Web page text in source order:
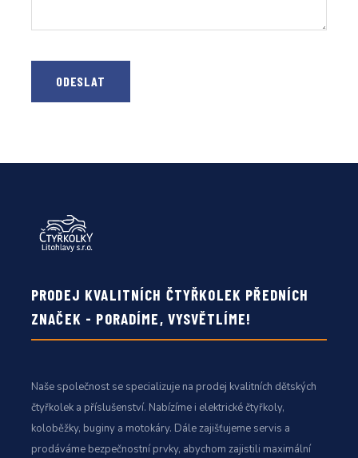
ODESLAT
PRODEJ KVALITNÍCH ČTYŘKOLEK PŘEDNÍCH
ZNAČEK - PORADÍME, VYSVĚTLÍME!
Naše společnost se specializuje na prodej kvalitních dětských
čtyřkolek a příslušenství. Nabízíme i elektrické čtyřkoly,
koloběžky, buginy a motokáry. Dále zajišťujeme servis a
prodáváme bezpečnostní prvky, abychom zajistili maximální